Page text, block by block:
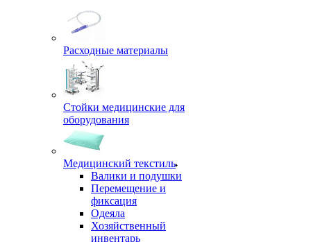
Расходные материалы
Стойки медицинские для
оборудования
Медицинский текстиль
Валики и подушки
Перемещение и
фиксация
Одеяла
Хозяйственный
инвентарь